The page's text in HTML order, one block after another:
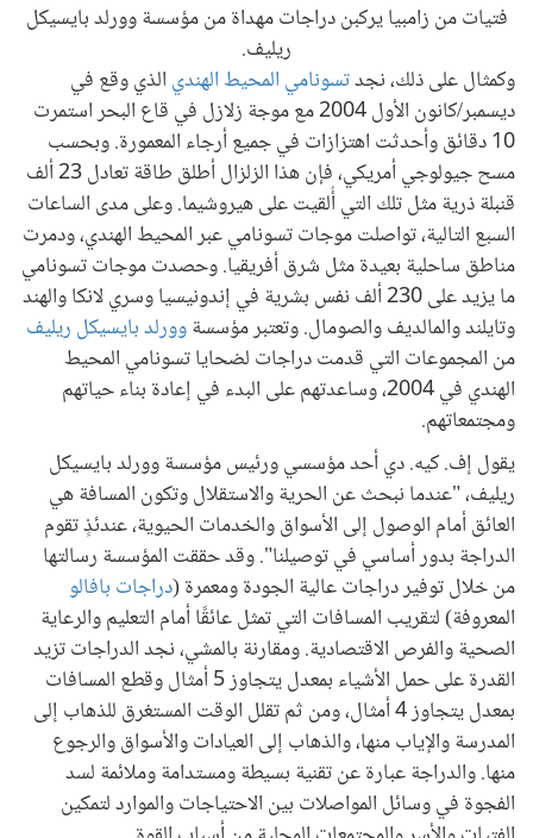
فتيات من زامبيا يركبن دراجات مهداة من مؤسسة وورلد بايسيكل
ريليف.
وكمثال على ذلك، نجدتسونامي المحيط الهندي الذي وقع في
ديسمبر/كانون الأول 2004 مع موجة زلازل في قاع البحر استمرت
10 دقائق وأحدثت اهتزازات في جميع أرجاء المعمورة. وبحسب
مسح جيولوجي أمريكي، فإن هذا الزلزال أطلق طاقة تعادل 23 ألف
قنبلة ذرية مثل تلك التي أُلقيت على هيروشيما. وعلى مدى الساعات
السبع التالية، تواصلت موجات تسونامي عبر المحيط الهندي، ودمرت
مناطق ساحلية بعيدة مثل شرق أفريقيا. وحصدت موجات تسونامي
ما يزيد على 230 ألف نفس بشرية في إندونيسيا وسري لانكا والهند
وتايلند والمالديف والصومال. وتعتبر مؤسسةوورلد بايسيكل ريليف
من المجموعات التي قدمت دراجات لضحايا تسونامي المحيط
الهندي في 2004، وساعدتهم على البدء في إعادة بناء حياتهم
ومجتمعاتهم.
يقول إف. كيه. دي أحد مؤسسي ورئيس مؤسسة وورلد بايسيكل
ريليف، "عندما نبحث عن الحرية والاستقلال وتكون المسافة هي
العائق أمام الوصول إلى الأسواق والخدمات الحيوية، عندئذٍ تقوم
الدراجة بدور أساسي في توصيلنا". وقد حققت المؤسسة رسالتها
من خلال توفير دراجات عالية الجودة ومعمرة (دراجات بافالو
المعروفة) لتقريب المسافات التي تمثل عائقًا أمام التعليم والرعاية
الصحية والفرص الاقتصادية. ومقارنة بالمشي، نجد الدراجات تزيد
القدرة على حمل الأشياء بمعدل يتجاوز 5 أمثال وقطع المسافات
بمعدل يتجاوز 4 أمثال، ومن ثم تقلل الوقت المستغرق للذهاب إلى
المدرسة والإياب منها، والذهاب إلى العيادات والأسواق والرجوع
منها. والدراجة عبارة عن تقنية بسيطة ومستدامة وملائمة لسد
الفجوة في وسائل المواصلات بين الاحتياجات والموارد لتمكين